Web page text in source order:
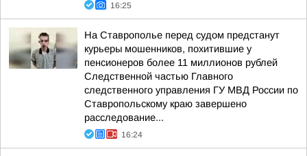
16:25
На Ставрополье перед судом предстанут
курьеры мошенников, похитившие у
пенсионеров более 11 миллионов рублей
Следственной частью Главного
следственного управления ГУ МВД России по
Ставропольскому краю завершено
расследование...
16:24